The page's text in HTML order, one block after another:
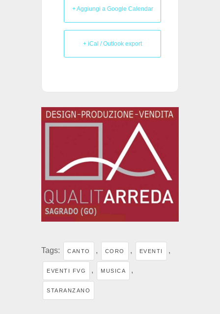
+ Aggiungi a Google Calendar
+ iCal / Outlook export
Tags: CANTO , CORO , EVENTI ,
EVENTI FVG , MUSICA ,
STARANZANO